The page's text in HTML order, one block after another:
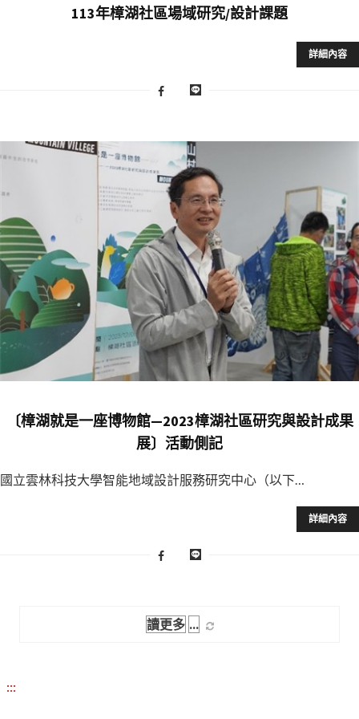
113年樟湖社區場域研究/設計課題
詳細內容
〔樟湖就是一座博物館—2023樟湖社區研究與設計成果
展〕活動側記
國立雲林科技大學智能地域設計服務研究中心（以下…
詳細內容
讀更多
:::